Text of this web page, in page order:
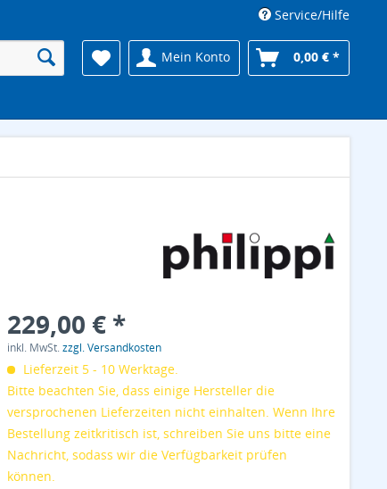
Service/Hilfe
Mein Konto 0,00 € *
229,00 € *
inkl. MwSt.zzgl. Versandkosten
Lieferzeit 5 - 10 Werktage.
Bitte beachten Sie, dass einige Hersteller die
versprochenen Lieferzeiten nicht einhalten. Wenn Ihre
Bestellung zeitkritisch ist, schreiben Sie uns bitte eine
Nachricht, sodass wir die Verfügbarkeit prüfen
können.